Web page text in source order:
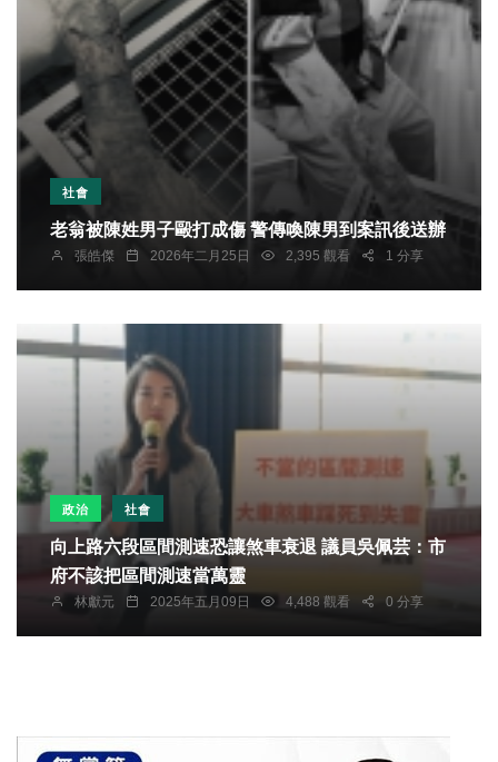
社會
老翁被陳姓男子毆打成傷 警傳喚陳男到案訊後送辦
張皓傑 2026年二月25日 2,395 觀看 1 分享
政治 社會
向上路六段區間測速恐讓煞車衰退 議員吳佩芸：市
府不該把區間測速當萬靈
林獻元 2025年五月09日 4,488 觀看 0 分享